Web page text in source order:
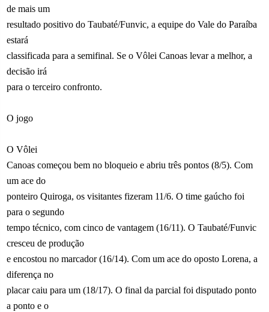
de mais um
resultado positivo do Taubaté/Funvic, a equipe do Vale do Paraíba
estará
classificada para a semifinal. Se o Vôlei Canoas levar a melhor, a
decisão irá
para o terceiro confronto.
O jogo
O Vôlei
Canoas começou bem no bloqueio e abriu três pontos (8/5). Com
um ace do
ponteiro Quiroga, os visitantes fizeram 11/6. O time gaúcho foi
para o segundo
tempo técnico, com cinco de vantagem (16/11). O Taubaté/Funvic
cresceu de produção
e encostou no marcador (16/14). Com um ace do oposto Lorena, a
diferença no
placar caiu para um (18/17). O final da parcial foi disputado ponto
a ponto e o